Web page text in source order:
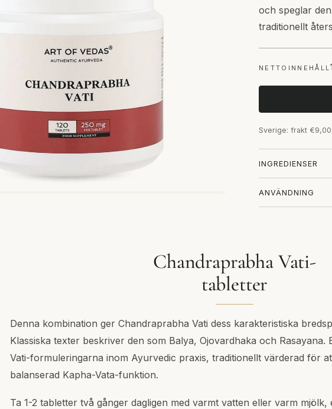
och speglar
traditionellt
NETTOINNEHÅLL
Sverige: frakt
INGREDIENSER
ANVÄNDNING
Chandraprabha Vati-
tabletter
Denna kombination ger Chandraprabha Vati dess karakteristiska
Klassiska texter beskriver den som Balya, Ojovardhaka och Rasayana.
Vati-formuleringarna inom Ayurvedic praxis, traditionellt värderad för
balanserad Kapha-Vata-funktion.
Ta 1-2 tabletter två gånger dagligen med varmt vatten eller varm mjölk,